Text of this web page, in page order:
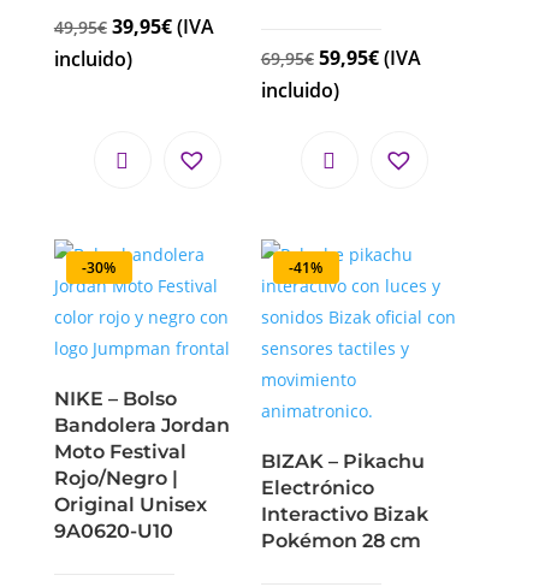
49,95€ 39,95€(IVA
incluido)
69,95€ 59,95€(IVA
incluido)
-30%
NIKE – Bolso
Bandolera Jordan
Moto Festival
Rojo/Negro |
Original Unisex
9A0620-U10
-41%
BIZAK – Pikachu
Electrónico
Interactivo Bizak
Pokémon 28 cm